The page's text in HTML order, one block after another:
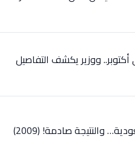
ووزير يكشف التفاصيل
والنتيجة صادمة! (2009)